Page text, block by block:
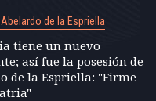
de la Espriella
tiene un nuevo
así fue la posesión de
de la Espriella: "Firme